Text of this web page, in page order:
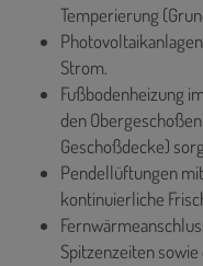
Temperierung
Strom.
Fußbodenheizung
den
Geschoßdecke)
Pendellüftungen
kontinuierliche
Spitzenzeiten